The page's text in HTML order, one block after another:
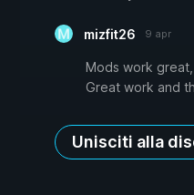
mizfit26 9 apr
Mods work
Great work and
Unisciti alla